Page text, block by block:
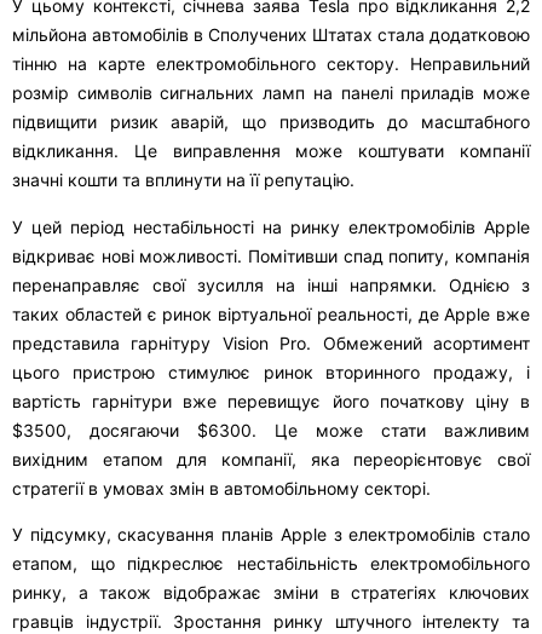
У цьому контексті, січнева заява Tesla про відкликання 2,2
мільйона автомобілів в Сполучених Штатах стала додатковою
тінню на карте електромобільного сектору. Неправильний
розмір символів сигнальних ламп на панелі приладів може
підвищити ризик аварій, що призводить до масштабного
відкликання. Це виправлення може коштувати компанії
значні кошти та вплинути на її репутацію.
У цей період нестабільності на ринку електромобілів Apple
відкриває нові можливості. Помітивши спад попиту, компанія
перенаправляє свої зусилля на інші напрямки. Однією з
таких областей є ринок віртуальної реальності, де Apple вже
представила гарнітуру Vision Pro. Обмежений асортимент
цього пристрою стимулює ринок вторинного продажу, і
вартість гарнітури вже перевищує його початкову ціну в
$3500, досягаючи $6300. Це може стати важливим
вихідним етапом для компанії, яка переорієнтовує свої
стратегії в умовах змін в автомобільному секторі.
У підсумку, скасування планів Apple з електромобілів стало
етапом, що підкреслює нестабільність електромобільного
ринку, а також відображає зміни в стратегіях ключових
гравців індустрії. Зростання ринку штучного інтелекту та